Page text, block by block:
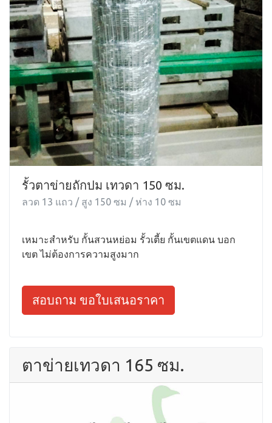
รั้วตาข่ายถักปม เทวดา 150 ซม.
ลวด 13 แถว / สูง 150 ซม / ห่าง 10 ซม
เหมาะสำหรับ กั้นสวนหย่อม รั้วเตี้ย กั้นเขตแดน บอก
เขต ไม่ต้องการความสูงมาก
สอบถาม ขอใบเสนอราคา
ตาข่ายเทวดา 165 ซม.